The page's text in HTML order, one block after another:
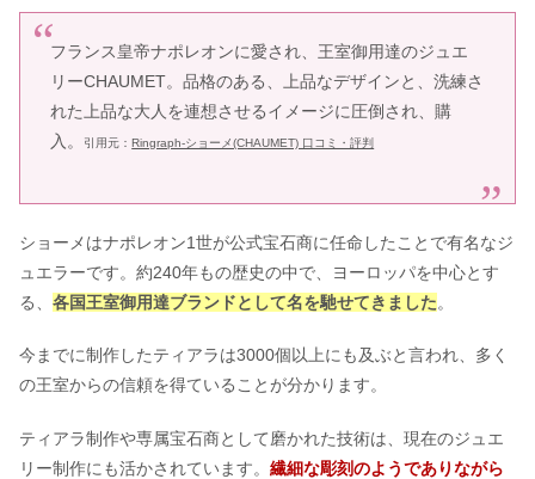
フランス皇帝ナポレオンに愛され、王室御用達のジュエ
リーCHAUMET。品格のある、上品なデザインと、洗練さ
れた上品な大人を連想させるイメージに圧倒され、購
入。
引用元：Ringraph-ショーメ(CHAUMET) 口コミ・評判
ショーメはナポレオン1世が公式宝石商に任命したことで有名なジ
ュエラーです。約240年もの歴史の中で、ヨーロッパを中心とす
る、 各国王室御用達ブランドとして名を馳せてきました。
今までに制作したティアラは3000個以上にも及ぶと言われ、多く
の王室からの信頼を得ていることが分かります。
ティアラ制作や専属宝石商として磨かれた技術は、現在のジュエ
リー制作にも活かされています。 繊細な彫刻のようでありながら